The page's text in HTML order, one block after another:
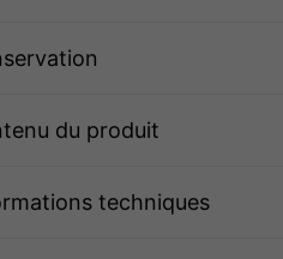
du produit
techniques